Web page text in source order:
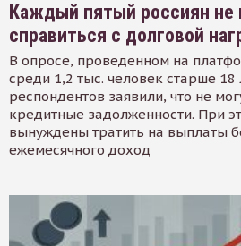
Каждый пятый россиян
справиться с долговой
В опросе, проведенном на
среди 1,2 тыс. человек старше 18
респондентов заявили, что не
кредитные задолженности. При
вынуждены тратить на выплаты
ежемесячного доход